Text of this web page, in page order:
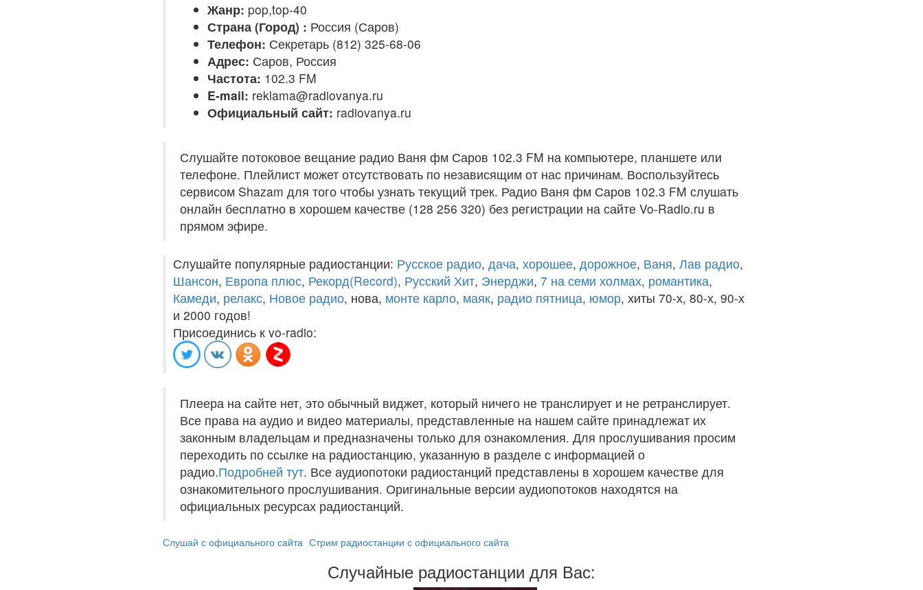
Жанр: pop,top-40
Страна (Город) : Россия (Саров)
Телефон: Секретарь (812) 325-68-06
Адрес: Саров, Россия
Частота: 102.3 FM
E-mail: reklama@radiovanya.ru
Официальный сайт: radiovanya.ru
Слушайте потоковое вещание радио Ваня фм Саров 102.3 FM на компьютере, планшете или
телефоне. Плейлист может отсутствовать по независящим от нас причинам. Воспользуйтесь
сервисом Shazam для того чтобы узнать текущий трек. Радио Ваня фм Саров 102.3 FM слушать
онлайн бесплатно в хорошем качестве (128 256 320) без регистрации на сайте Vo-Radio.ru в
прямом эфире.
Слушайте популярные радиостанции: Русское радио, дача, хорошее, дорожное, Ваня, Лав радио,
Шансон, Европа плюс, Рекорд(Record), Русский Хит, Энерджи, 7 на семи холмах, романтика,
Камеди, релакс, Новое радио, нова, монте карло, маяк, радио пятница, юмор, хиты 70-х, 80-х, 90-х
и 2000 годов!
Присоединись к vo-radio:
Плеера на сайте нет, это обычный виджет, который ничего не транслирует и не ретранслирует.
Все права на аудио и видео материалы, представленные на нашем сайте принадлежат их
законным владельцам и предназначены только для ознакомления. Для прослушивания просим
переходить по ссылке на радиостанцию, указанную в разделе с информацией о
радио.Подробней тут. Все аудиопотоки радиостанций представлены в хорошем качестве для
ознакомительного прослушивания. Оригинальные версии аудиопотоков находятся на
официальных ресурсах радиостанций.
Слушай с официального сайта Стрим радиостанции с официального сайта
Случайные радиостанции для Вас: